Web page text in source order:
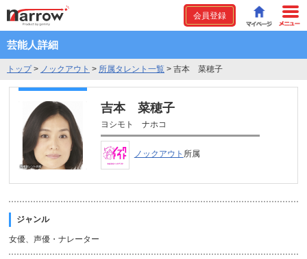
会員登録
芸能人詳細
トップ> ノックアウト > 所属タレント一覧 > 吉本 菜穂子
吉本 菜穂子
ヨシモト ナホコ
ノックアウト 所属
ジャンル
女優、声優・ナレーター